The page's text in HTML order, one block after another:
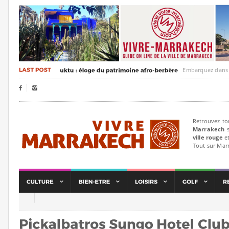
Embarquez dans un
 
Retrouvez
Marrakech
ville rouge
Tout sur